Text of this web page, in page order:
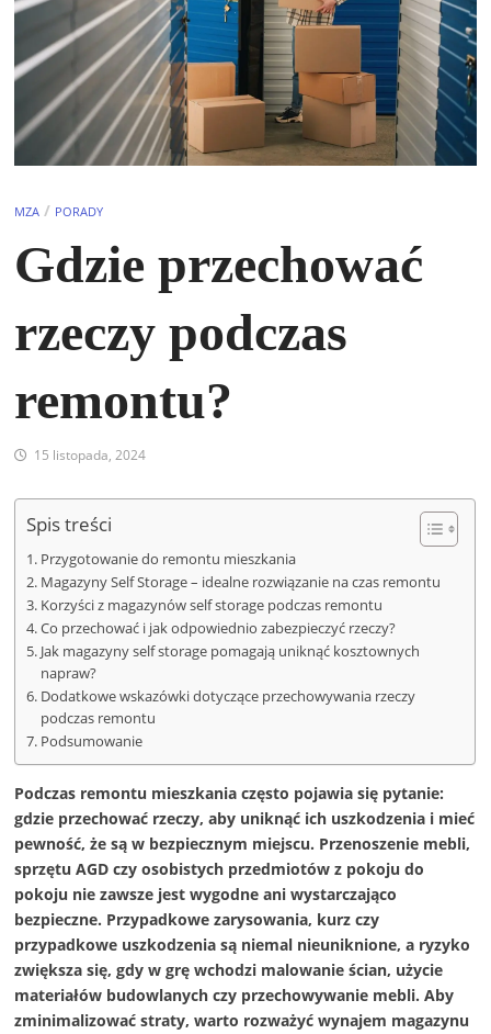
MZA / PORADY
Gdzie przechować
rzeczy podczas
remontu?
15 listopada, 2024
Spis treści
Przygotowanie do remontu mieszkania
Magazyny Self Storage – idealne rozwiązanie na czas remontu
Korzyści z magazynów self storage podczas remontu
Co przechować i jak odpowiednio zabezpieczyć rzeczy?
Jak magazyny self storage pomagają uniknąć kosztownych
napraw?
Dodatkowe wskazówki dotyczące przechowywania rzeczy
podczas remontu
Podsumowanie
Podczas remontu mieszkania często pojawia się pytanie:
gdzie przechować rzeczy, aby uniknąć ich uszkodzenia i mieć
pewność, że są w bezpiecznym miejscu. Przenoszenie mebli,
sprzętu AGD czy osobistych przedmiotów z pokoju do
pokoju nie zawsze jest wygodne ani wystarczająco
bezpieczne. Przypadkowe zarysowania, kurz czy
przypadkowe uszkodzenia są niemal nieuniknione, a ryzyko
zwiększa się, gdy w grę wchodzi malowanie ścian, użycie
materiałów budowlanych czy przechowywanie mebli. Aby
zminimalizować straty, warto rozważyć wynajem magazynu